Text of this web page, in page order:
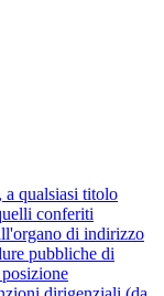
qualsiasi titolo
conferiti
di indirizzo
pubbliche di